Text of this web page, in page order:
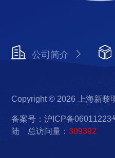
公司简介
Copyright © 2026 上海新黎
备案号：沪ICP备06011223
陆 总访问量： 309392